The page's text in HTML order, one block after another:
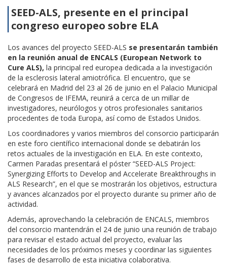
SEED-ALS, presente en el principal
congreso europeo sobre ELA
Los avances del proyecto SEED-ALS se presentarán también
en la reunión anual de ENCALS (European Network to
Cure ALS), la principal red europea dedicada a la investigación
de la esclerosis lateral amiotrófica. El encuentro, que se
celebrará en Madrid del 23 al 26 de junio en el Palacio Municipal
de Congresos de IFEMA, reunirá a cerca de un millar de
investigadores, neurólogos y otros profesionales sanitarios
procedentes de toda Europa, así como de Estados Unidos.
Los coordinadores y varios miembros del consorcio participarán
en este foro científico internacional donde se debatirán los
retos actuales de la investigación en ELA. En este contexto,
Carmen Paradas presentará el póster “SEED-ALS Project:
Synergizing Efforts to Develop and Accelerate Breakthroughs in
ALS Research”, en el que se mostrarán los objetivos, estructura
y avances alcanzados por el proyecto durante su primer año de
actividad.
Además, aprovechando la celebración de ENCALS, miembros
del consorcio mantendrán el 24 de junio una reunión de trabajo
para revisar el estado actual del proyecto, evaluar las
necesidades de los próximos meses y coordinar las siguientes
fases de desarrollo de esta iniciativa colaborativa.